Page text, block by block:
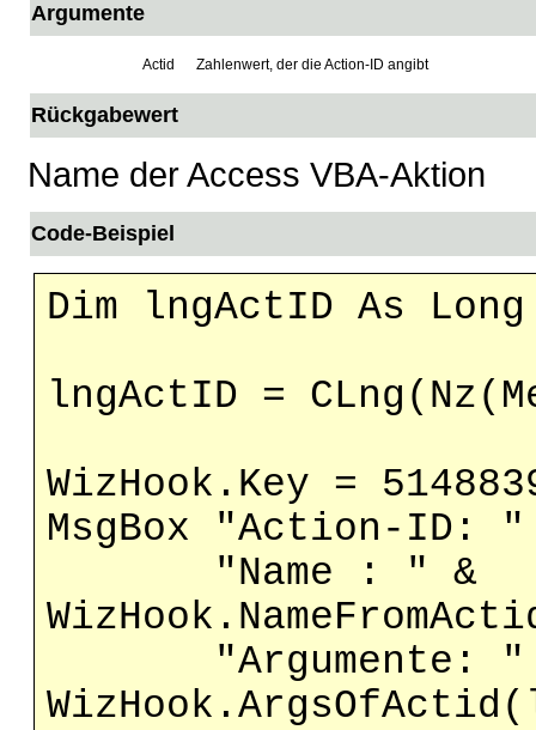
Argumente
Actid Zahlenwert, der die Action-ID angibt
Rückgabewert
Name der Access VBA-Aktion
Code-Beispiel
Dim lngActID As Long
lngActID =
WizHook.Key =
MsgBox "Action-ID:
"Name : " &
"Argumente: "